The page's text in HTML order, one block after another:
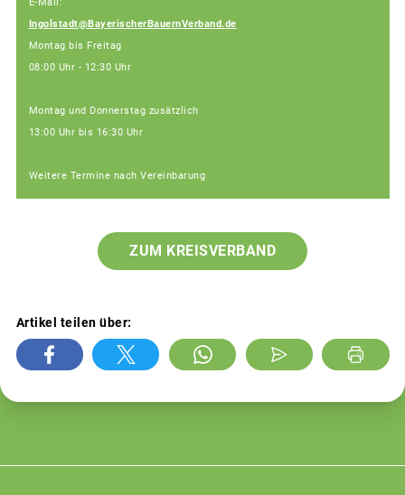
Ingolstadt@BayerischerBauernVerband.de
Montag bis Freitag
08:00 Uhr - 12:30 Uhr
Montag und Donnerstag zusätzlich
13:00 Uhr bis 16:30 Uhr
Weitere Termine nach Vereinbarung
ZUM KREISVERBAND
Artikel teilen über: